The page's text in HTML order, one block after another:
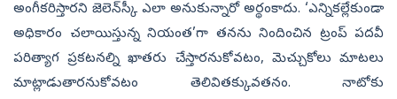
అంగీకరిస్తారని జెలెన్‌స్కీ ఎలా అనుకున్నారో అర్థంకాదు. ‘ఎన్నికల్లేకుండా
అధికారం చలాయిస్తున్న నియంత’గా తనను నిందించిన ట్రంప్‌ పదవీ
పరిత్యాగ ప్రకటనల్ని ఖాతరు చేస్తారనుకోవటం, మెచ్చుకోలు మాటలు
మాట్లాడుతారనుకోవటం తెలివితక్కువతనం. నాటోకు